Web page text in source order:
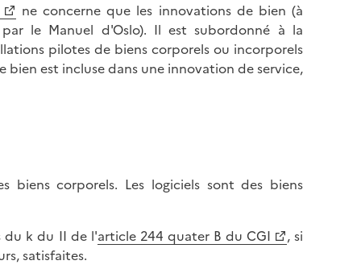
ne concerne que les innovations de bien (à
le Manuel d'Oslo). Il est subordonné à la
pilotes de biens corporels ou incorporels
bien est incluse dans une innovation de service,
biens corporels. Les logiciels sont des biens
du k du II de l'article 244 quater B du CGI
, si
satisfaites.